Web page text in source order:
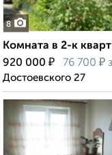
8
Комната в 2-к
920 000 ₽ 76 700 ₽
Достоевского 27